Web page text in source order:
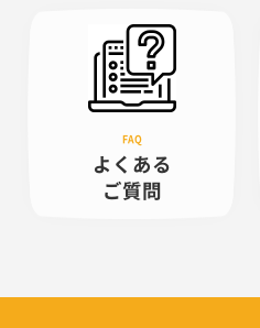
よくある
ご質問